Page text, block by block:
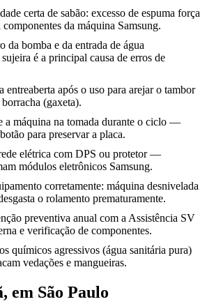
certa de sabão: excesso de espuma força
da máquina Samsung.
da bomba e da entrada de água
é a principal causa de erros de
entreaberta após o uso para arejar o tambor
(gaxeta).
a máquina na tomada durante o ciclo —
para preservar a placa.
elétrica com DPS ou protetor —
módulos eletrônicos Samsung.
corretamente: máquina desnivelada
o rolamento prematuramente.
preventiva anual com a Assistência SV
e verificação de componentes.
químicos agressivos (água sanitária pura)
vedações e mangueiras.
, em São Paulo